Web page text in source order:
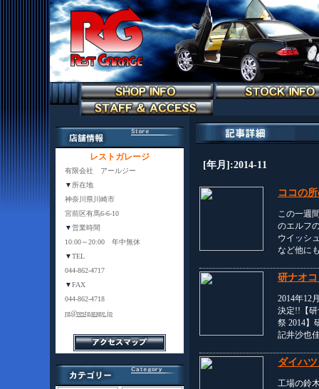
レストガレージ
有限会社 アールジー
▼ 所在地
神奈川県川崎市
宮前区有馬6-6-10
▼営業時間
10:00～20:00 年中無休
▼TEL
044-862-4717
▼FAX
044-862-4718
rg@restgarage.jp
[年月]:2014-11
ココの
この一週
のエルフ
ウイッシ
など他に
研ナオ
2014年12
決定!!【
祭 2014】
記井沙也
ダイハ
工場の鈴